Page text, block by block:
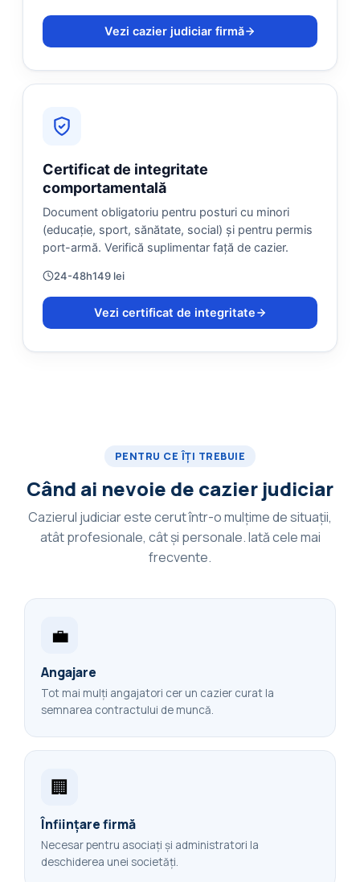
Vezi cazier judiciar firmă
Certificat de integritate
comportamentală
Document obligatoriu pentru posturi cu minori
(educație, sport, sănătate, social) și pentru permis
port-armă. Verifică suplimentar față de cazier.
24-48h149 lei
Vezi certificat de integritate
PENTRU CE ÎȚI TREBUIE
Când ai nevoie de cazier judiciar
Cazierul judiciar este cerut într-o mulțime de situații,
atât profesionale, cât și personale. Iată cele mai
frecvente.
💼
Angajare
Tot mai mulți angajatori cer un cazier curat la
semnarea contractului de muncă.
🏢
Înființare firmă
Necesar pentru asociați și administratori la
deschiderea unei societăți.